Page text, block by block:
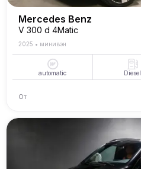
Mercedes Benz
V 300 d 4Matic
2025 • минивэн
automatic Diesel
От